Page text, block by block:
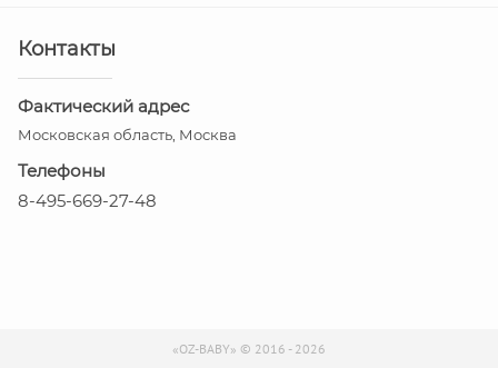
Контакты
Фактический адрес
Московская область, Москва
Телефоны
8-495-669-27-48
«OZ-BABY» © 2016 - 2026